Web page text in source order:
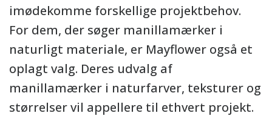
imødekomme forskellige projektbehov.
For dem, der søger manillamærker i
naturligt materiale, er Mayflower også et
oplagt valg. Deres udvalg af
manillamærker i naturfarver, teksturer og
størrelser vil appellere til ethvert projekt.